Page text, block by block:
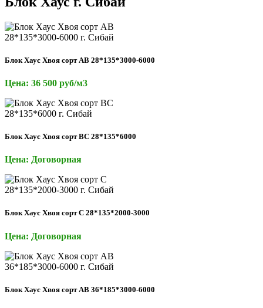
Блок Хаус Хвоя сорт АВ 28*135*3000-6000
Цена: 36 500 руб/м3
Блок Хаус Хвоя сорт ВС 28*135*6000
Цена: Договорная
Блок Хаус Хвоя сорт С 28*135*2000-3000
Цена: Договорная
Блок Хаус Хвоя сорт АВ 36*185*3000-6000